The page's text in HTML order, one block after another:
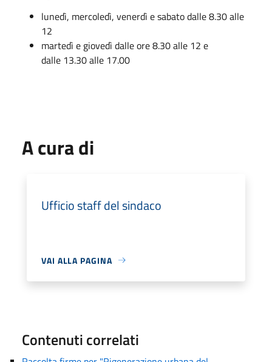
lunedì, mercoledì, venerdì e sabato dalle 8.30 alle
12
martedì e giovedì dalle ore 8.30 alle 12 e
dalle 13.30 alle 17.00
A cura di
Ufficio staff del sindaco
VAI ALLA PAGINA
Contenuti correlati